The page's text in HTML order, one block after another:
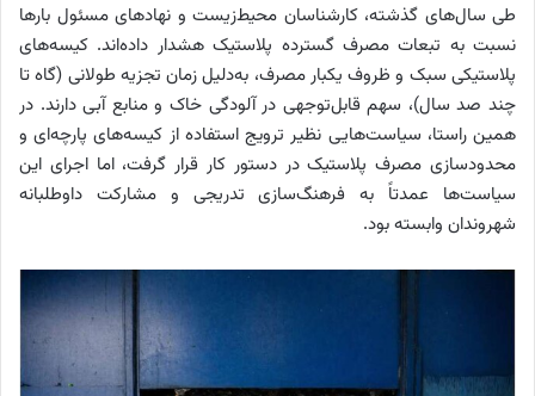
طی سال‌های گذشته، کارشناسان محیط‌زیست و نهادهای مسئول بارها
نسبت به تبعات مصرف گسترده پلاستیک هشدار داده‌اند. کیسه‌های
پلاستیکی سبک و ظروف یکبار مصرف، به‌دلیل زمان تجزیه طولانی (گاه تا
چند صد سال)، سهم قابل‌توجهی در آلودگی خاک و منابع آبی دارند. در
همین راستا، سیاست‌هایی نظیر ترویج استفاده از کیسه‌های پارچه‌ای و
محدودسازی مصرف پلاستیک در دستور کار قرار گرفت، اما اجرای این
سیاست‌ها عمدتاً به فرهنگ‌سازی تدریجی و مشارکت داوطلبانه
شهروندان وابسته بود.